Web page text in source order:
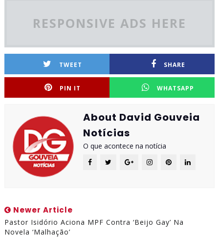
RESPONSIVE ADS HERE
TWEET SHARE
PIN IT WHATSAPP
About David Gouveia
Notícias
O que acontece na notícia
Newer Article
Pastor Isidório Aciona MPF Contra ‘beijo Gay’ Na
Novela ‘Malhação’